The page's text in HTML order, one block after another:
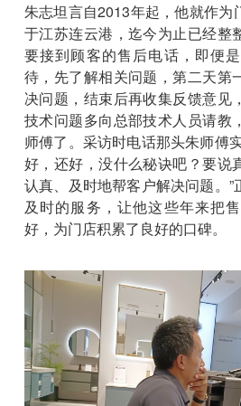
朱志坦言自2013年起，他就作为
于江苏连云港，迄今为止已经整
要接到顾客的售后电话，即便
待，先了解相关问题，第二天第
决问题，结束后再收集反馈意见
技术问题多向总部技术人员请教
师傅了。采访时电话那头朱师傅
好，还好，没什么秘诀吧？要说
认真、及时地帮客户解决问题。
及时的服务，让他这些年来把
好，为门店积累了良好的口碑。